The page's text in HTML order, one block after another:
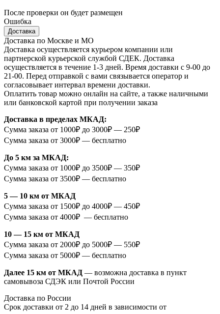
После проверки он будет размещен
Ошибка
Доставка
Доставка по Москве и МО
Доставка осуществляется курьером компании или
партнерской курьерской службой СДЕК. Доставка
осуществляется в течение 1-3 дней. Время доставки с 9-00 до
21-00. Перед отправкой с вами связывается оператор и
согласовывает интервал времени доставки.
Оплатить товар можно онлайн на сайте, а также наличными
или банковской картой при получении заказа
Доставка в пределах МКАД:
Сумма заказа от 1000₽ до 3000₽ — 250₽
Сумма заказа от 3000₽ — бесплатно
До 5 км за МКАД:
Сумма заказа от 1000₽ до 3500₽ — 350₽
Сумма заказа от 3500₽ — бесплатно
5 — 10 км от МКАД
Сумма заказа от 1500₽ до 4000₽ — 450₽
Сумма заказа от 4000₽ — бесплатно
10 — 15 км от МКАД
Сумма заказа от 2000₽ до 5000₽ — 550₽
Сумма заказа от 5000₽ — бесплатно
Далее 15 км от МКАД — возможна доставка в пункт
самовывоза СДЭК или Почтой России
Доставка по России
Срок доставки от 2 до 14 дней в зависимости от